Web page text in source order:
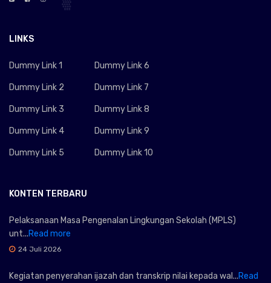
LINKS
Dummy Link 1
Dummy Link 2
Dummy Link 3
Dummy Link 4
Dummy Link 5
Dummy Link 6
Dummy Link 7
Dummy Link 8
Dummy Link 9
Dummy Link 10
KONTEN TERBARU
Pelaksanaan Masa Pengenalan Lingkungan Sekolah (MPLS)
unt...Read more
24 Juli 2026
Kegiatan penyerahan ijazah dan transkrip nilai kepada wal...Read